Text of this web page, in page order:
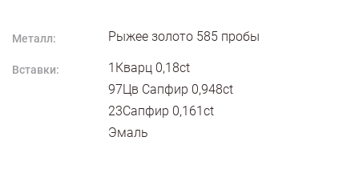
Металл: Рыжее золото 585 пробы
Вставки:
1Кварц 0,18ct
97Цв Сапфир 0,948ct
23Сапфир 0,161ct
Эмаль